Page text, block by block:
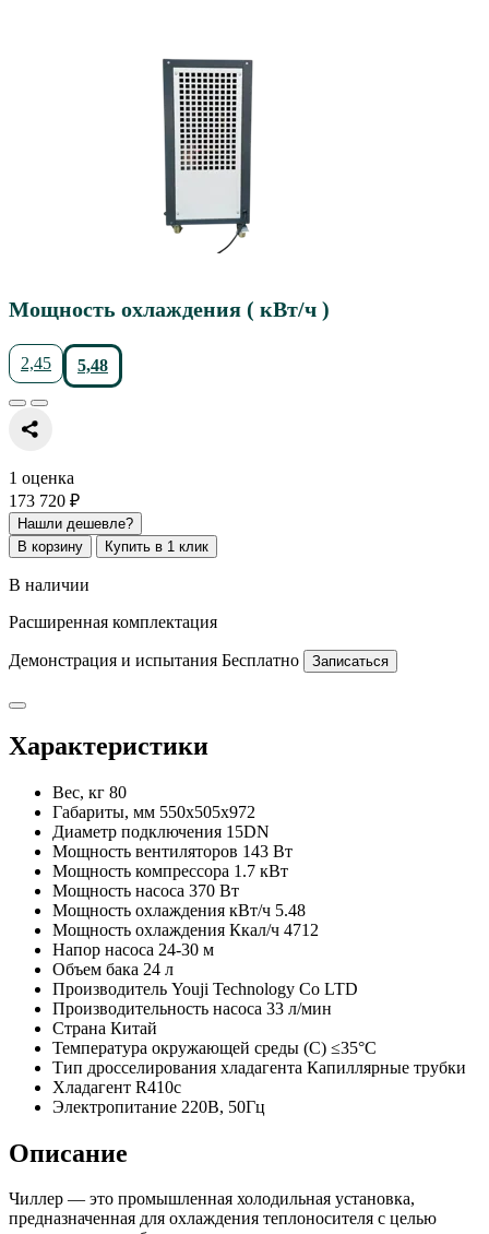
Мощность охлаждения ( кВт/ч )
2,45 5,48
1 оценка
173 720 ₽
Нашли дешевле?
В корзину
Купить в 1 клик
В наличии
Расширенная комплектация
Демонстрация и испытания Бесплатно Записаться
Характеристики
Вес, кг 80
Габариты, мм 550x505x972
Диаметр подключения 15DN
Мощность вентиляторов 143 Вт
Мощность компрессора 1.7 кВт
Мощность насоса 370 Вт
Мощность охлаждения кВт/ч 5.48
Мощность охлаждения Ккал/ч 4712
Напор насоса 24-30 м
Объем бака 24 л
Производитель Youji Technology Co LTD
Производительность насоса 33 л/мин
Страна Китай
Температура окружающей среды (С) ≤35°C
Тип дросселирования хладагента Капиллярные трубки
Хладагент R410c
Электропитание 220В, 50Гц
Описание
Чиллер — это промышленная холодильная установка,
предназначенная для охлаждения теплоносителя с целью